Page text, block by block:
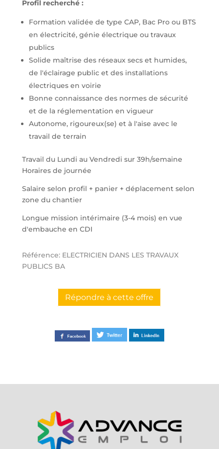
Profil recherché :
Formation validée de type CAP, Bac Pro ou BTS
en électricité, génie électrique ou travaux
publics
Solide maîtrise des réseaux secs et humides,
de l'éclairage public et des installations
électriques en voirie
Bonne connaissance des normes de sécurité
et de la réglementation en vigueur
Autonome, rigoureux(se) et à l'aise avec le
travail de terrain
Travail du Lundi au Vendredi sur 39h/semaine
Horaires de journée
Salaire selon profil + panier + déplacement selon
zone du chantier
Longue mission intérimaire (3-4 mois) en vue
d'embauche en CDI
Référence: ELECTRICIEN DANS LES TRAVAUX
PUBLICS BA
Répondre à cette offre